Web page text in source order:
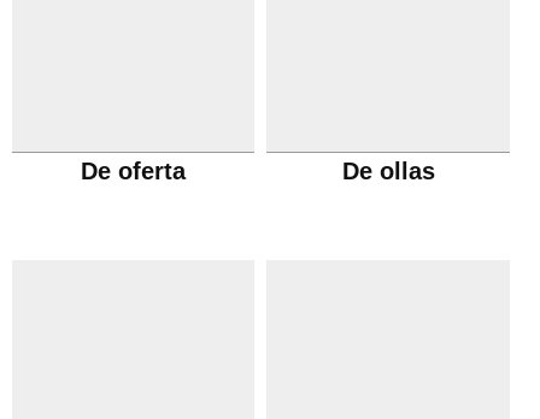
De oferta De ollas